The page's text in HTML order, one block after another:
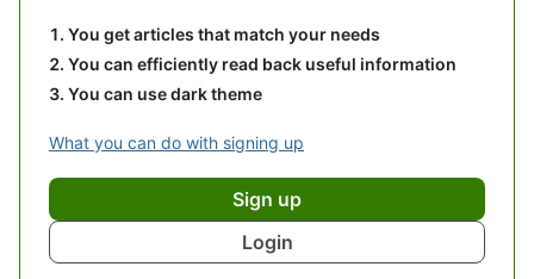
You get articles that match your needs
You can efficiently read back useful information
You can use dark theme
What you can do with signing up
Sign up
Login